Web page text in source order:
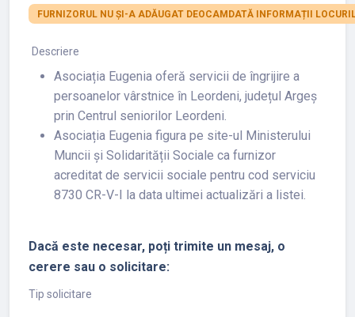
FURNIZORUL NU ȘI-A ADĂUGAT DEOCAMDATĂ INFORMAȚII
Descriere
Asociația Eugenia oferă servicii de îngrijire a
persoanelor vârstnice în Leordeni, județul Argeș
prin Centrul seniorilor Leordeni.
Asociația Eugenia figura pe site-ul Ministerului
Muncii și Solidarității Sociale ca furnizor
acreditat de servicii sociale pentru cod serviciu
8730 CR-V-I la data ultimei actualizări a listei.
Dacă este necesar, poți trimite un mesaj, o
cerere sau o solicitare:
Tip solicitare